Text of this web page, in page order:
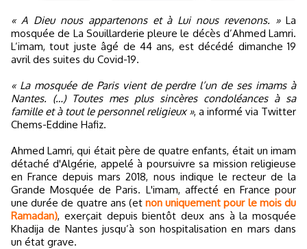
« A Dieu nous appartenons et à Lui nous revenons. »La
mosquée de La Souillarderie pleure le décès d’Ahmed Lamri.
L’imam, tout juste âgé de 44 ans, est décédé dimanche 19
avril des suites du Covid-19.
« La mosquée de Paris vient de perdre l’un de ses imams à
Nantes. (…) Toutes mes plus sincères condoléances à sa
famille et à tout le personnel religieux », a informé via Twitter
Chems-Eddine Hafiz.
Ahmed Lamri, qui était père de quatre enfants, était un imam
détaché d'Algérie, appelé à poursuivre sa mission religieuse
en France depuis mars 2018, nous indique le recteur de la
Grande Mosquée de Paris. L'imam, affecté en France pour
une durée de quatre ans (etnon uniquement pour le mois du
Ramadan), exerçait depuis bientôt deux ans à la mosquée
Khadija de Nantes jusqu’à son hospitalisation en mars dans
un état grave.